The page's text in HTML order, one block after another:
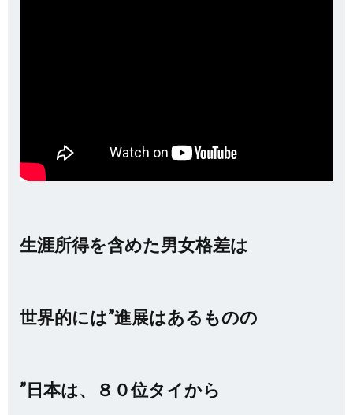
生涯所得を含めた男女格差は
世界的には”進展はあるものの
”日本は、８０位タイから